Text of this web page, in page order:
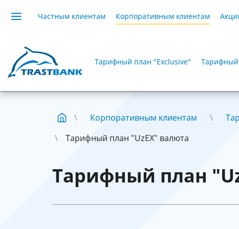
Частным клиентам Корпоративным клиентам
Тарифный план "Exclusive"
Корпоративным клиентам
Тарифный план "UzEX" валюта
Тарифный план